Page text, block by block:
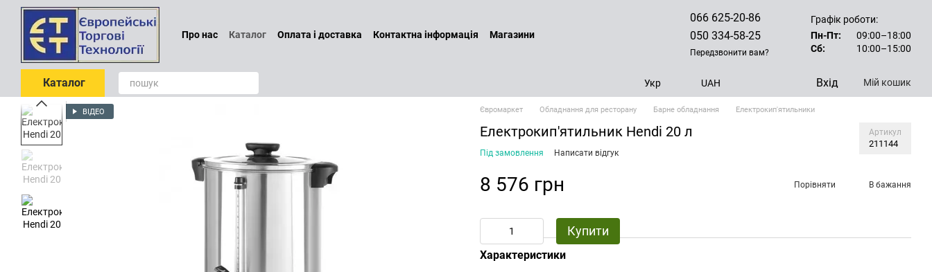
Перейти до основного контенту
Про нас Каталог Оплата і доставка Контактна інформація
Магазини
066 625-20-86
050 334-58-25
Передзвонити вам?
Графік роботи:
Пн-Пт:
09:00–18:00
Сб:
10:00–15:00
Каталог Укр UAH Вхід Мій кошик
ВІДЕО Євромаркет Обладнання для ресторану Барне обладнання Електрокип'ятильники
Електрокип'ятильник Hendi 20 л Артикул
211144
Під замовлення Написати відгук
8 576 грн Порівняти В бажання
Купити
Характеристики